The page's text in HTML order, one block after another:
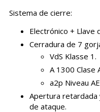
Sistema de cierre:
Electrónico + Llave
Cerradura de 7
VdS Klasse 1.
A 1300 Clase
a2p Niveau
Apertura retardada
de ataque.